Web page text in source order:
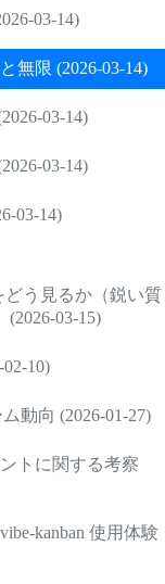
03-14)
無限 (2026-03-14)
03-14)
03-14)
03-14)
どう見るか（鋭い質
03-15)
10)
動向 (2026-01-27)
トに関する考察
kanban 使用体験